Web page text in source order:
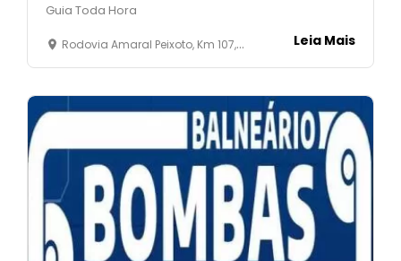
Guia Toda Hora
Rodovia Amaral Peixoto, Km 107, 10 - Balneário - São Pedro da Aldeia -RJ Leia Mais